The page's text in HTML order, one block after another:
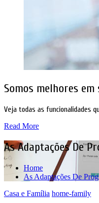
Somos melhores em
Veja todas as funcionalidades
Read More
As Adaptações De
Home
As Adaptações De
Casa e Família home-family